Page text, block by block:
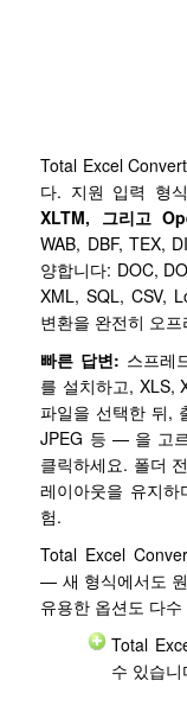
Total Excel
다. 지원 입력 형
XLTM, 그리고
WAB, DBF, TEX,
양합니다: DOC,
XML, SQL, CSV,
변환을 완전히 오
빠른 답변: 스프레
를 설치하고, XLS,
파일을 선택한 뒤,
JPEG 등 — 을 고
클릭하세요. 폴더
레이아웃을 유지
험.
Total Excel
— 새 형식에서도
유용한 옵션도 다
Total
수 있습니